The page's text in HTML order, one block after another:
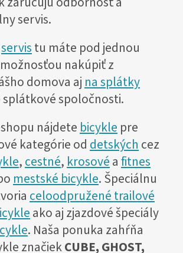
servis.
servistu máte pod jednou
nakúpiť z
domova aj na splátky
splátkové spoločnosti.
nájdete bicykle pre
kategórie od detských cez
,cestné, krosovéafitnes
mestské bicykle. Špeciálnu
celoodpružené trailové
ako aj zjazdové špeciály
. Naša ponuka zahŕňa
značiekCUBE, GHOST,